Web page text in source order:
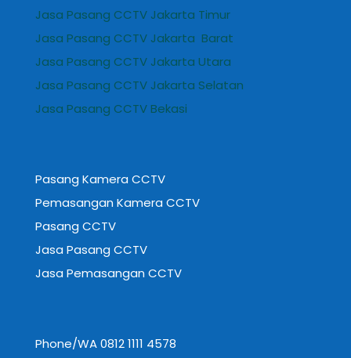
Jasa Pasang CCTV Jakarta Timur
Jasa Pasang CCTV Jakarta Barat
Jasa Pasang CCTV Jakarta Utara
Jasa Pasang CCTV Jakarta Selatan
Jasa Pasang CCTV Bekasi
Pasang Kamera CCTV
Pemasangan Kamera CCTV
Pasang CCTV
Jasa Pasang CCTV
Jasa Pemasangan CCTV
Phone/WA 0812 1111 4578